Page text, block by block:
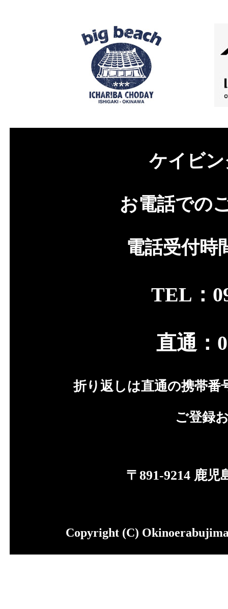
ケイビ
お電話での
電話受付時
TEL：
直通：
折り返しは直通の携帯
ご登録
〒891-9214 鹿児
Copyright (C)